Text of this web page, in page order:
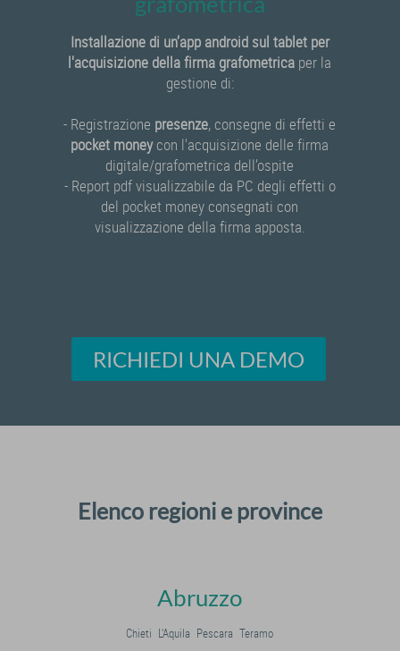
Installazione di un’app android sul tablet per
l'acquisizione della firma grafometrica per la
gestione di:
- Registrazione presenze, consegne di effetti e
pocket moneycon l'acquisizione delle firma
digitale/grafometrica dell’ospite
- Report pdf visualizzabile da PC degli effetti o
del pocket money consegnati con
visualizzazione della firma apposta.
RICHIEDI UNA DEMO
Elenco regioni e province
Abruzzo
Chieti L'Aquila Pescara Teramo